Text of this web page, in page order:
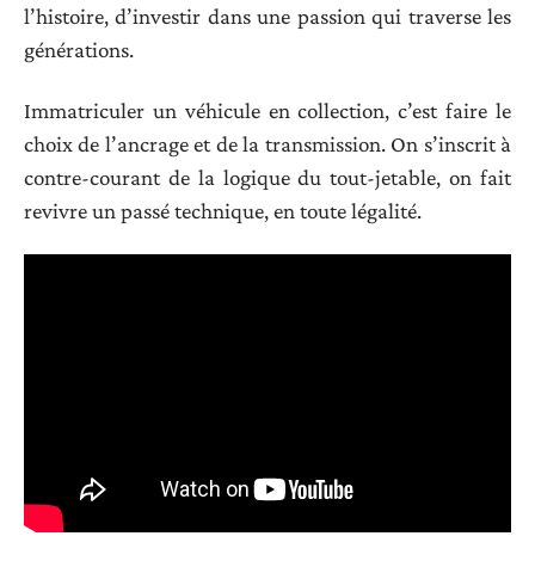
l’histoire, d’investir dans une passion qui traverse les
générations.
Immatriculer un véhicule en collection, c’est faire le
choix de l’ancrage et de la transmission. On s’inscrit à
contre-courant de la logique du tout-jetable, on fait
revivre un passé technique, en toute légalité.